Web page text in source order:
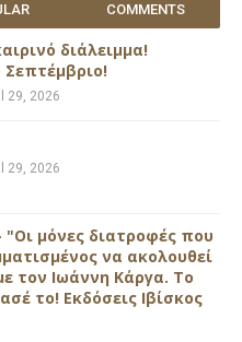
COMMENTS
διάλειμμα!
29, 2026
29, 2026
"Οι μόνες διατροφές που
να ακολουθεί
τον Ιωάννη Κάργα. Το
το! Εκδόσεις Ιβίσκος